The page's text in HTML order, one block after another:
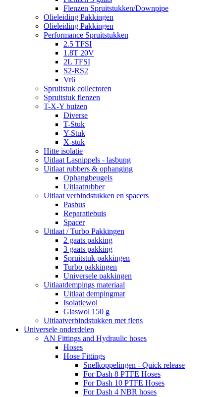
Flenzen Spruitstukken/Downpipe
Olieleiding Pakkingen
Olieleiding Pakkingen
Performance Spruitstukken
2.5 TFSI
1.8T 20V
2L TFSI
S2-RS2
Vr6
Spruitstuk collectoren
Spruitstuk flenzen
T-X-Y buizen
Diverse
T-Stuk
Y-Stuk
X-stuk
Hitte isolatie
Uitlaat Lasnippels - lasbung
Uitlaat rubbers & ophanging
Ophangbeugels
Uitlaatrubber
Uitlaat verbindstukken en spacers
Pasbus
Reparatiebuis
Spacer
Uitlaat / Turbo Pakkingen
2 gaats pakking
3 gaats pakking
Spruitstuk pakkingen
Turbo pakkingen
Universele pakkingen
Uitlaatdempings materiaal
Uitlaat dempingmat
Isolatiewol
Glaswol 150 g
Uitlaatverbindstukken met flens
Universele onderdelen
AN Fittings and Hydraulic hoses
Hoses
Hose Fittings
Snelkoppelingen - Quick release
For Dash 8 PTFE Hoses
For Dash 10 PTFE Hoses
For Dash 4 NBR hoses